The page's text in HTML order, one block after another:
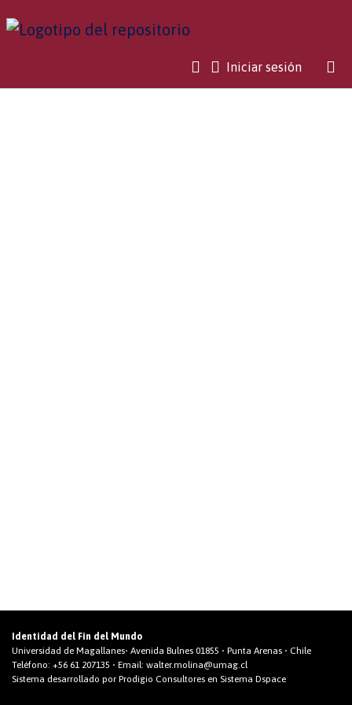
Iniciar sesión(current)
Identidad del Fin del Mundo
Universidad de Magallanes• Avenida Bulnes 01855 • Punta Arenas • Chile
Teléfono: +56 61 207135 • Email: walter.molina@umag.cl
Sistema desarrollado por Prodigio Consultores en Sistema Dspace